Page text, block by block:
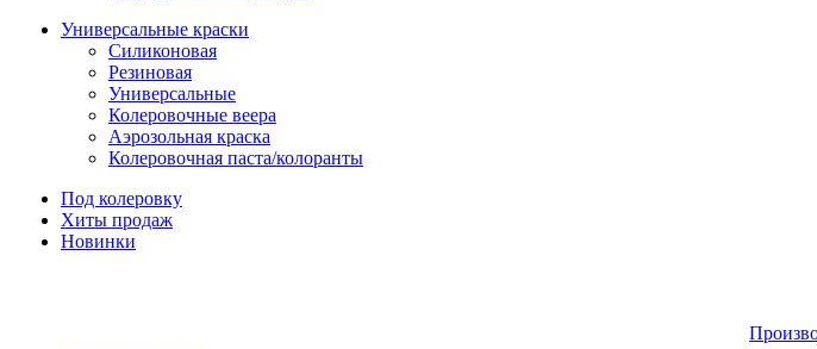
Универсальные краски
Силиконовая
Резиновая
Универсальные
Колеровочные веера
Аэрозольная краска
Колеровочная паста/колоранты
Под колеровку
Хиты продаж
Новинки